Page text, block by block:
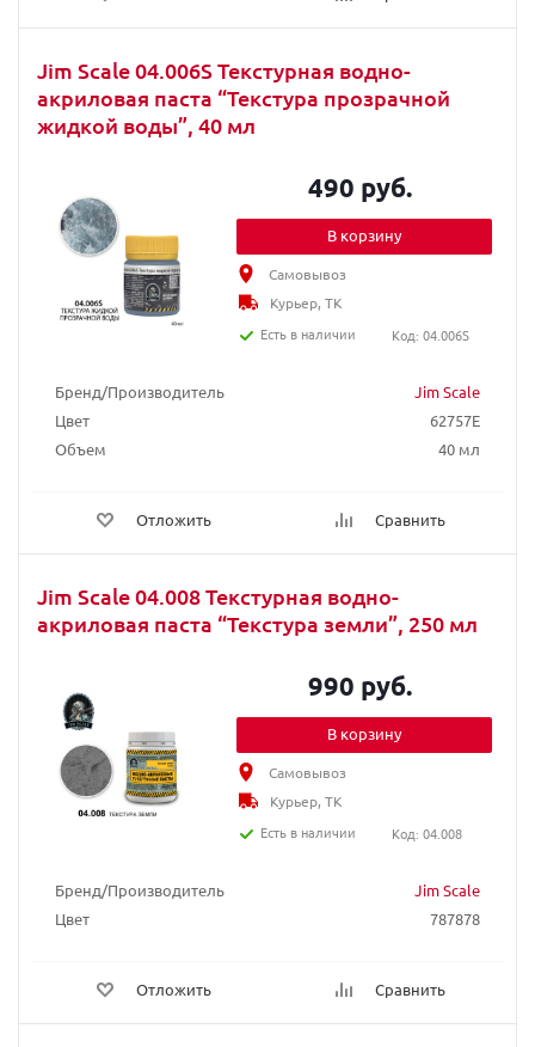
Jim Scale 04.006S Текстурная водно-
акриловая паста “Текстура прозрачной
жидкой воды”, 40 мл
Бренд/Производитель
Jim Scale
Цвет
62757E
Объем
40 мл
Отложить Сравнить
490 руб.
В корзину
Самовывоз
Курьер, ТК
Есть в наличии
Код: 04.006S
Jim Scale 04.008 Текстурная водно-
акриловая паста “Текстура земли”, 250 мл
Бренд/Производитель
Jim Scale
Цвет
787878
Отложить Сравнить
990 руб.
В корзину
Самовывоз
Курьер, ТК
Есть в наличии
Код: 04.008